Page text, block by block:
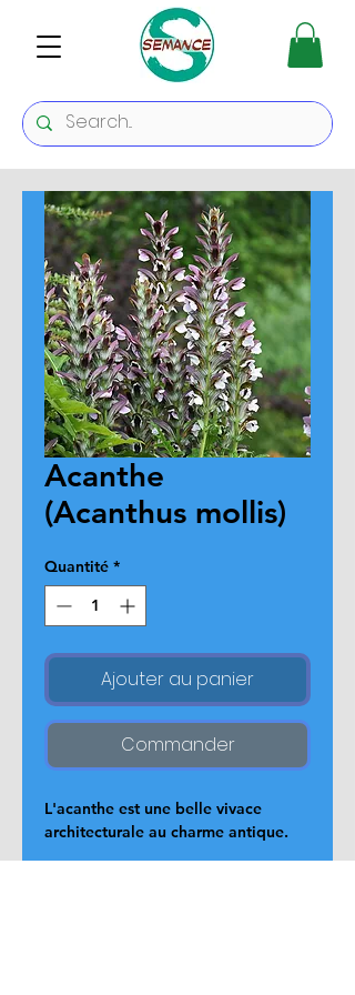
Acanthe
(Acanthus mollis)
Quantité *
Ajouter au panier
Commander
L'acanthe est une belle vivace
architecturale au charme antique.